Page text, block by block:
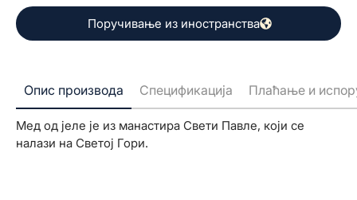
Поручивање из иностранства
Опис производа Спецификација Плаћање и
Мед од јеле је из манастира Свети Павле, који се
налази на Светој Гори.